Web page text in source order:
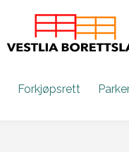
Forkjøpsrett